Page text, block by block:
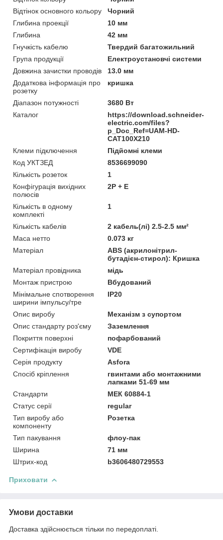
Відтінок основного кольору
Чорний
Глибина проекції
10 мм
Глибина
42 мм
Гнучкість кабелю
Твердий багатожильний
Група продукції
Електроустановчі системи
Довжина зачистки проводів
13.0 мм
Додаткова інформація про
розетку
кришка
Діапазон потужності
3680 Вт
Каталог
https://download.schneider-
electric.com/files?
p_Doc_Ref=UAM-HD-
CAT100X210
Клеми підключення
Підйомні клеми
Код УКТЗЕД
8536699090
Кількість розеток
1
Конфігурація вихідних
полюсів
2P + E
Кількість в одному
комплекті
1
Кількість кабелів
2 кабель(лі) 2.5-2.5 мм²
Маса нетто
0.073 кг
Матеріал
ABS (акрилонітрил-
бутадієн-стирол): Кришка
Матеріал провідника
мідь
Монтаж пристрою
Вбудований
Мінімальне спотворення
ширини імпульсу/тре
IP20
Опис виробу
Механізм з супортом
Опис стандарту роз'єму
Заземлення
Покриття поверхні
пофарбований
Сертифікація виробу
VDE
Серія продукту
Asfora
Спосіб кріплення
гвинтами або монтажними
лапками 51-69 мм
Стандарти
МЕК 60884-1
Статус серії
regular
Тип виробу або
компоненту
Розетка
Тип пакування
флоу-пак
Ширина
71 мм
Штрих-код
b3606480729553
Приховати
Умови доставки
Доставка здійснюється тільки по передоплаті.